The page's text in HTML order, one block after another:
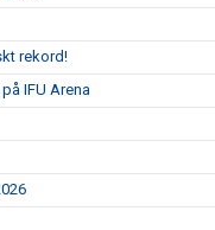
rekord!
IFU Arena